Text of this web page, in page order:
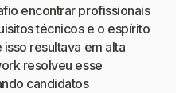
encontrar profissionais
técnicos e o espírito
resultava em alta
resolveu esse
candidatos